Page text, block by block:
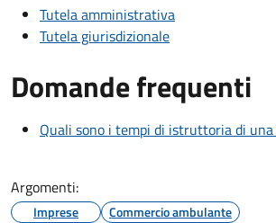
Tutela amministrativa
Tutela giurisdizionale
Domande frequenti
Quali sono i tempi di istruttoria di una
Argomenti:
Imprese Commercio ambulante